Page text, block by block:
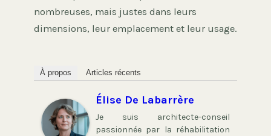
nombreuses, mais justes dans leurs
dimensions, leur emplacement et leur usage.
À propos Articles récents
Élise De Labarrère
Je suis architecte-conseil
passionnée par la réhabilitation